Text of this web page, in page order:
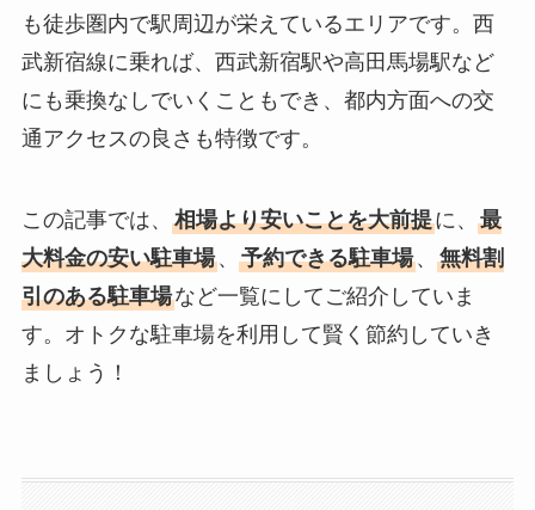
も徒歩圏内で駅周辺が栄えているエリアです。西
武新宿線に乗れば、西武新宿駅や高田馬場駅など
にも乗換なしでいくこともでき、都内方面への交
通アクセスの良さも特徴です。
この記事では、 相場より安いことを大前提に、 最
大料金の安い駐車場、 予約できる駐車場、 無料割
引のある駐車場など一覧にしてご紹介していま
す。オトクな駐車場を利用して賢く節約していき
ましょう！